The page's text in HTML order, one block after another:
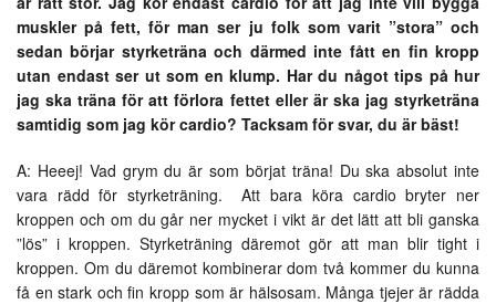
muskler på fett, för man ser ju folk som varit ”stora” och
sedan börjar styrketräna och därmed inte fått en fin kropp
utan endast ser ut som en klump. Har du något tips på hur
jag ska träna för att förlora fettet eller är ska jag styrketräna
samtidig som jag kör cardio? Tacksam för svar, du är bäst!
A: Heeej! Vad grym du är som börjat träna! Du ska absolut inte
vara rädd för styrketräning. Att bara köra cardio bryter ner
kroppen och om du går ner mycket i vikt är det lätt att bli ganska
”lös” i kroppen. Styrketräning däremot gör att man blir tight i
kroppen. Om du däremot kombinerar dom två kommer du kunna
få en stark och fin kropp som är hälsosam. Många tjejer är rädda